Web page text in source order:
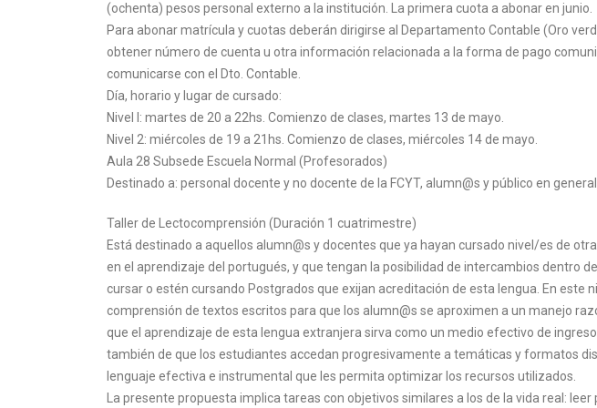
(ochenta) pesos personal externo a la institución. La primera cuota a abonar en junio.
Para abonar matrícula y cuotas deberán dirigirse al Departamento Contable (Oro
obtener número de cuenta u otra información relacionada a la forma de pago
comunicarse con el Dto. Contable.
Día, horario y lugar de cursado:
Nivel I: martes de 20 a 22hs. Comienzo de clases, martes 13 de mayo.
Nivel 2: miércoles de 19 a 21hs. Comienzo de clases, miércoles 14 de mayo.
Aula 28 Subsede Escuela Normal (Profesorados)
Destinado a: personal docente y no docente de la FCYT, alumn@s y público en general.
Taller de Lectocomprensión (Duración 1 cuatrimestre)
Está destinado a aquellos alumn@s y docentes que ya hayan cursado nivel/es de
en el aprendizaje del portugués, y que tengan la posibilidad de intercambios dentro
cursar o estén cursando Postgrados que exijan acreditación de esta lengua. En este
comprensión de textos escritos para que los alumn@s se aproximen a un manejo
que el aprendizaje de esta lengua extranjera sirva como un medio efectivo de
también de que los estudiantes accedan progresivamente a temáticas y formatos
lenguaje efectiva e instrumental que les permita optimizar los recursos utilizados.
La presente propuesta implica tareas con objetivos similares a los de la vida real: